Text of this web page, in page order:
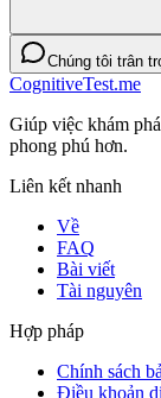
Chúng tôi trân
CognitiveTest.me
Giúp việc khám
phong phú hơn.
Liên kết nhanh
Về
FAQ
Bài viết
Tài nguyên
Hợp pháp
Chính sách
Điều khoản